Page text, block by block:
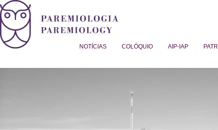
NOTÍCIAS COLÓQUIO AIP-IAP